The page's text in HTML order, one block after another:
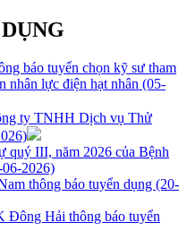
báo tuyển chọn kỹ sư tham
nhân lực điện hạt nhân (05-
ty TNHH Dịch vụ Thử
quý III, năm 2026 của Bệnh
2026)
thông báo tuyển dụng (20-
Hải thông báo tuyển